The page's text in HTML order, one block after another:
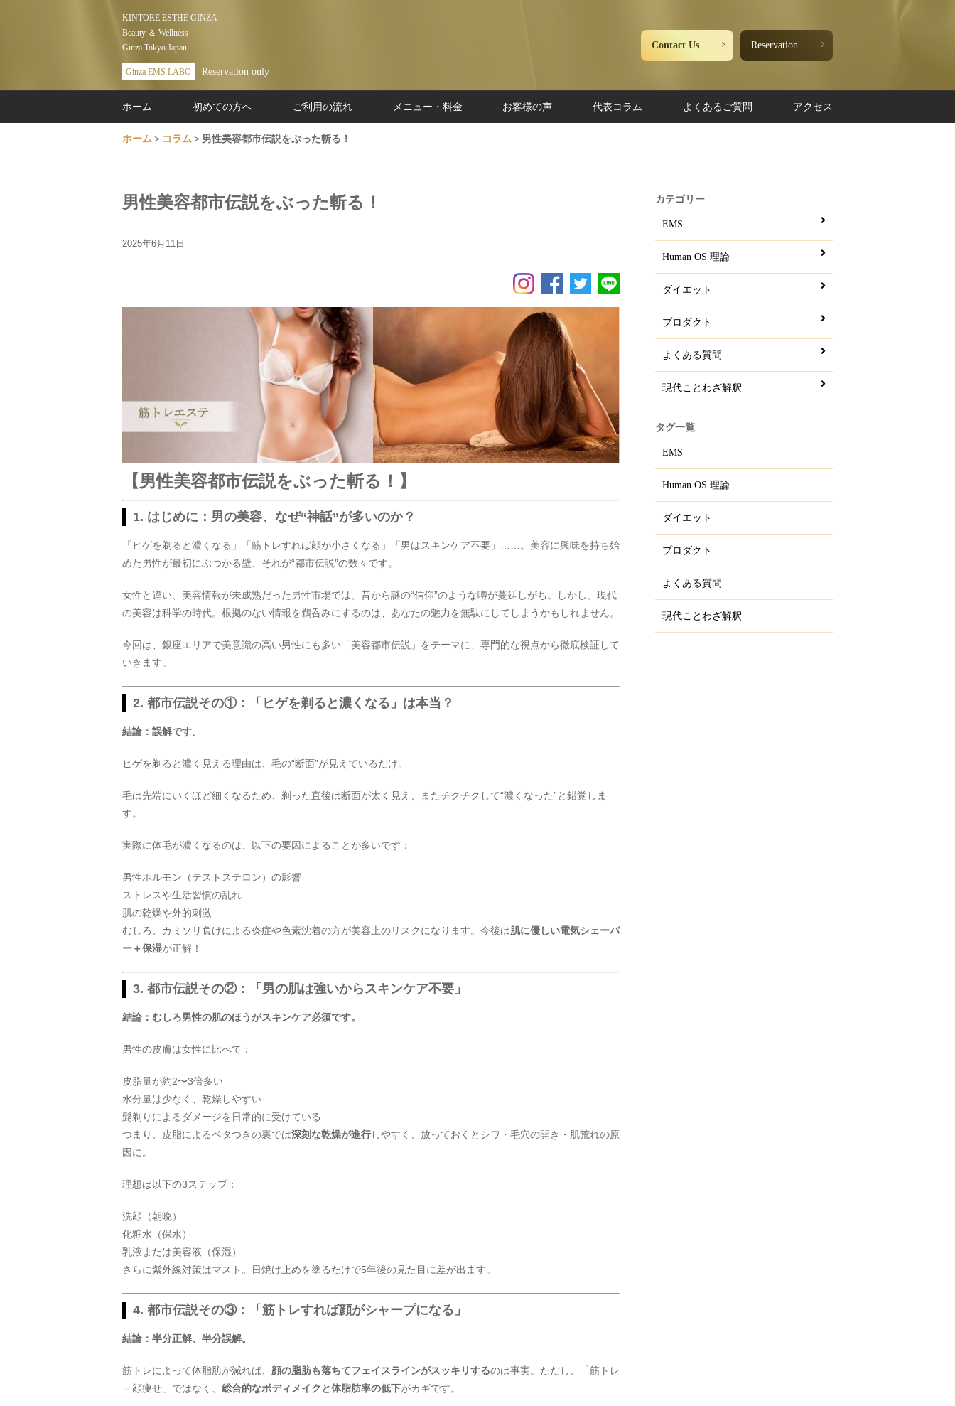
KINTORE ESTHE GINZA
Beauty ＆ Wellness
Ginza Tokyo Japan
Ginza EMS LABO Reservation only
Contact Us Reservation
ホーム 初めての方へ ご利用の流れ メニュー・料金 お客様の声 代表コラム よくあるご質問 アクセス
ホーム コラム 男性美容都市伝説をぶった斬る！
男性美容都市伝説をぶった斬る！
2025年6月11日
【男性美容都市伝説をぶった斬る！】
1. はじめに：男の美容、なぜ“神話”が多いのか？
「ヒゲを剃ると濃くなる」「筋トレすれば顔が小さくなる」「男はスキンケア不要」……。美容に興味を持ち始
めた男性が最初にぶつかる壁、それが“都市伝説”の数々です。
女性と違い、美容情報が未成熟だった男性市場では、昔から謎の“信仰”のような噂が蔓延しがち。しかし、現代
の美容は科学の時代。根拠のない情報を鵜呑みにするのは、あなたの魅力を無駄にしてしまうかもしれません。
今回は、銀座エリアで美意識の高い男性にも多い「美容都市伝説」をテーマに、専門的な視点から徹底検証して
いきます。
2. 都市伝説その①：「ヒゲを剃ると濃くなる」は本当？
結論：誤解です。
ヒゲを剃ると濃く見える理由は、毛の“断面”が見えているだけ。
毛は先端にいくほど細くなるため、剃った直後は断面が太く見え、またチクチクして“濃くなった”と錯覚しま
す。
実際に体毛が濃くなるのは、以下の要因によることが多いです：
男性ホルモン（テストステロン）の影響
ストレスや生活習慣の乱れ
肌の乾燥や外的刺激
むしろ、カミソリ負けによる炎症や色素沈着の方が美容上のリスクになります。今後は肌に優しい電気シェーバ
ー＋保湿が正解！
3. 都市伝説その②：「男の肌は強いからスキンケア不要」
結論：むしろ男性の肌のほうがスキンケア必須です。
男性の皮膚は女性に比べて：
皮脂量が約2〜3倍多い
水分量は少なく、乾燥しやすい
髭剃りによるダメージを日常的に受けている
つまり、皮脂によるベタつきの裏では深刻な乾燥が進行しやすく、放っておくとシワ・毛穴の開き・肌荒れの原
因に。
理想は以下の3ステップ：
洗顔（朝晩）
化粧水（保水）
乳液または美容液（保湿）
さらに紫外線対策はマスト。日焼け止めを塗るだけで5年後の見た目に差が出ます。
4. 都市伝説その③：「筋トレすれば顔がシャープになる」
結論：半分正解、半分誤解。
筋トレによって体脂肪が減れば、 顔の脂肪も落ちてフェイスラインがスッキリするのは事実。ただし、「筋トレ
＝顔痩せ」ではなく、 総合的なボディメイクと体脂肪率の低下がカギです。
カテゴリー
EMS
Human OS 理論
ダイエット
プロダクト
よくある質問
現代ことわざ解釈
タグ一覧
EMS
Human OS 理論
ダイエット
プロダクト
よくある質問
現代ことわざ解釈